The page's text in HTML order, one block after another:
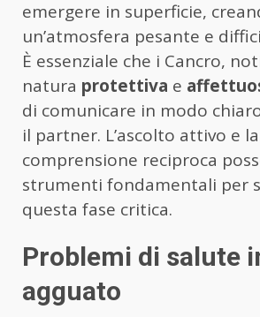
emergere in superficie,
un’atmosfera pesante e
È essenziale che i Cancro,
natura protettiva e
di comunicare in modo
il partner. L’ascolto attivo e la
comprensione reciproca
strumenti fondamentali per
questa fase critica.
Problemi di salute
agguato